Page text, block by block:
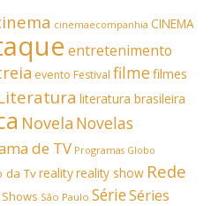
cinemaecompanhia CINEMA
entretenimento
evento Festival filmefilmes
literatura brasileira
Novela Novelas
de TV Programas Globo
da Tvrealityreality show Rede
Shows São Paulo SérieSéries